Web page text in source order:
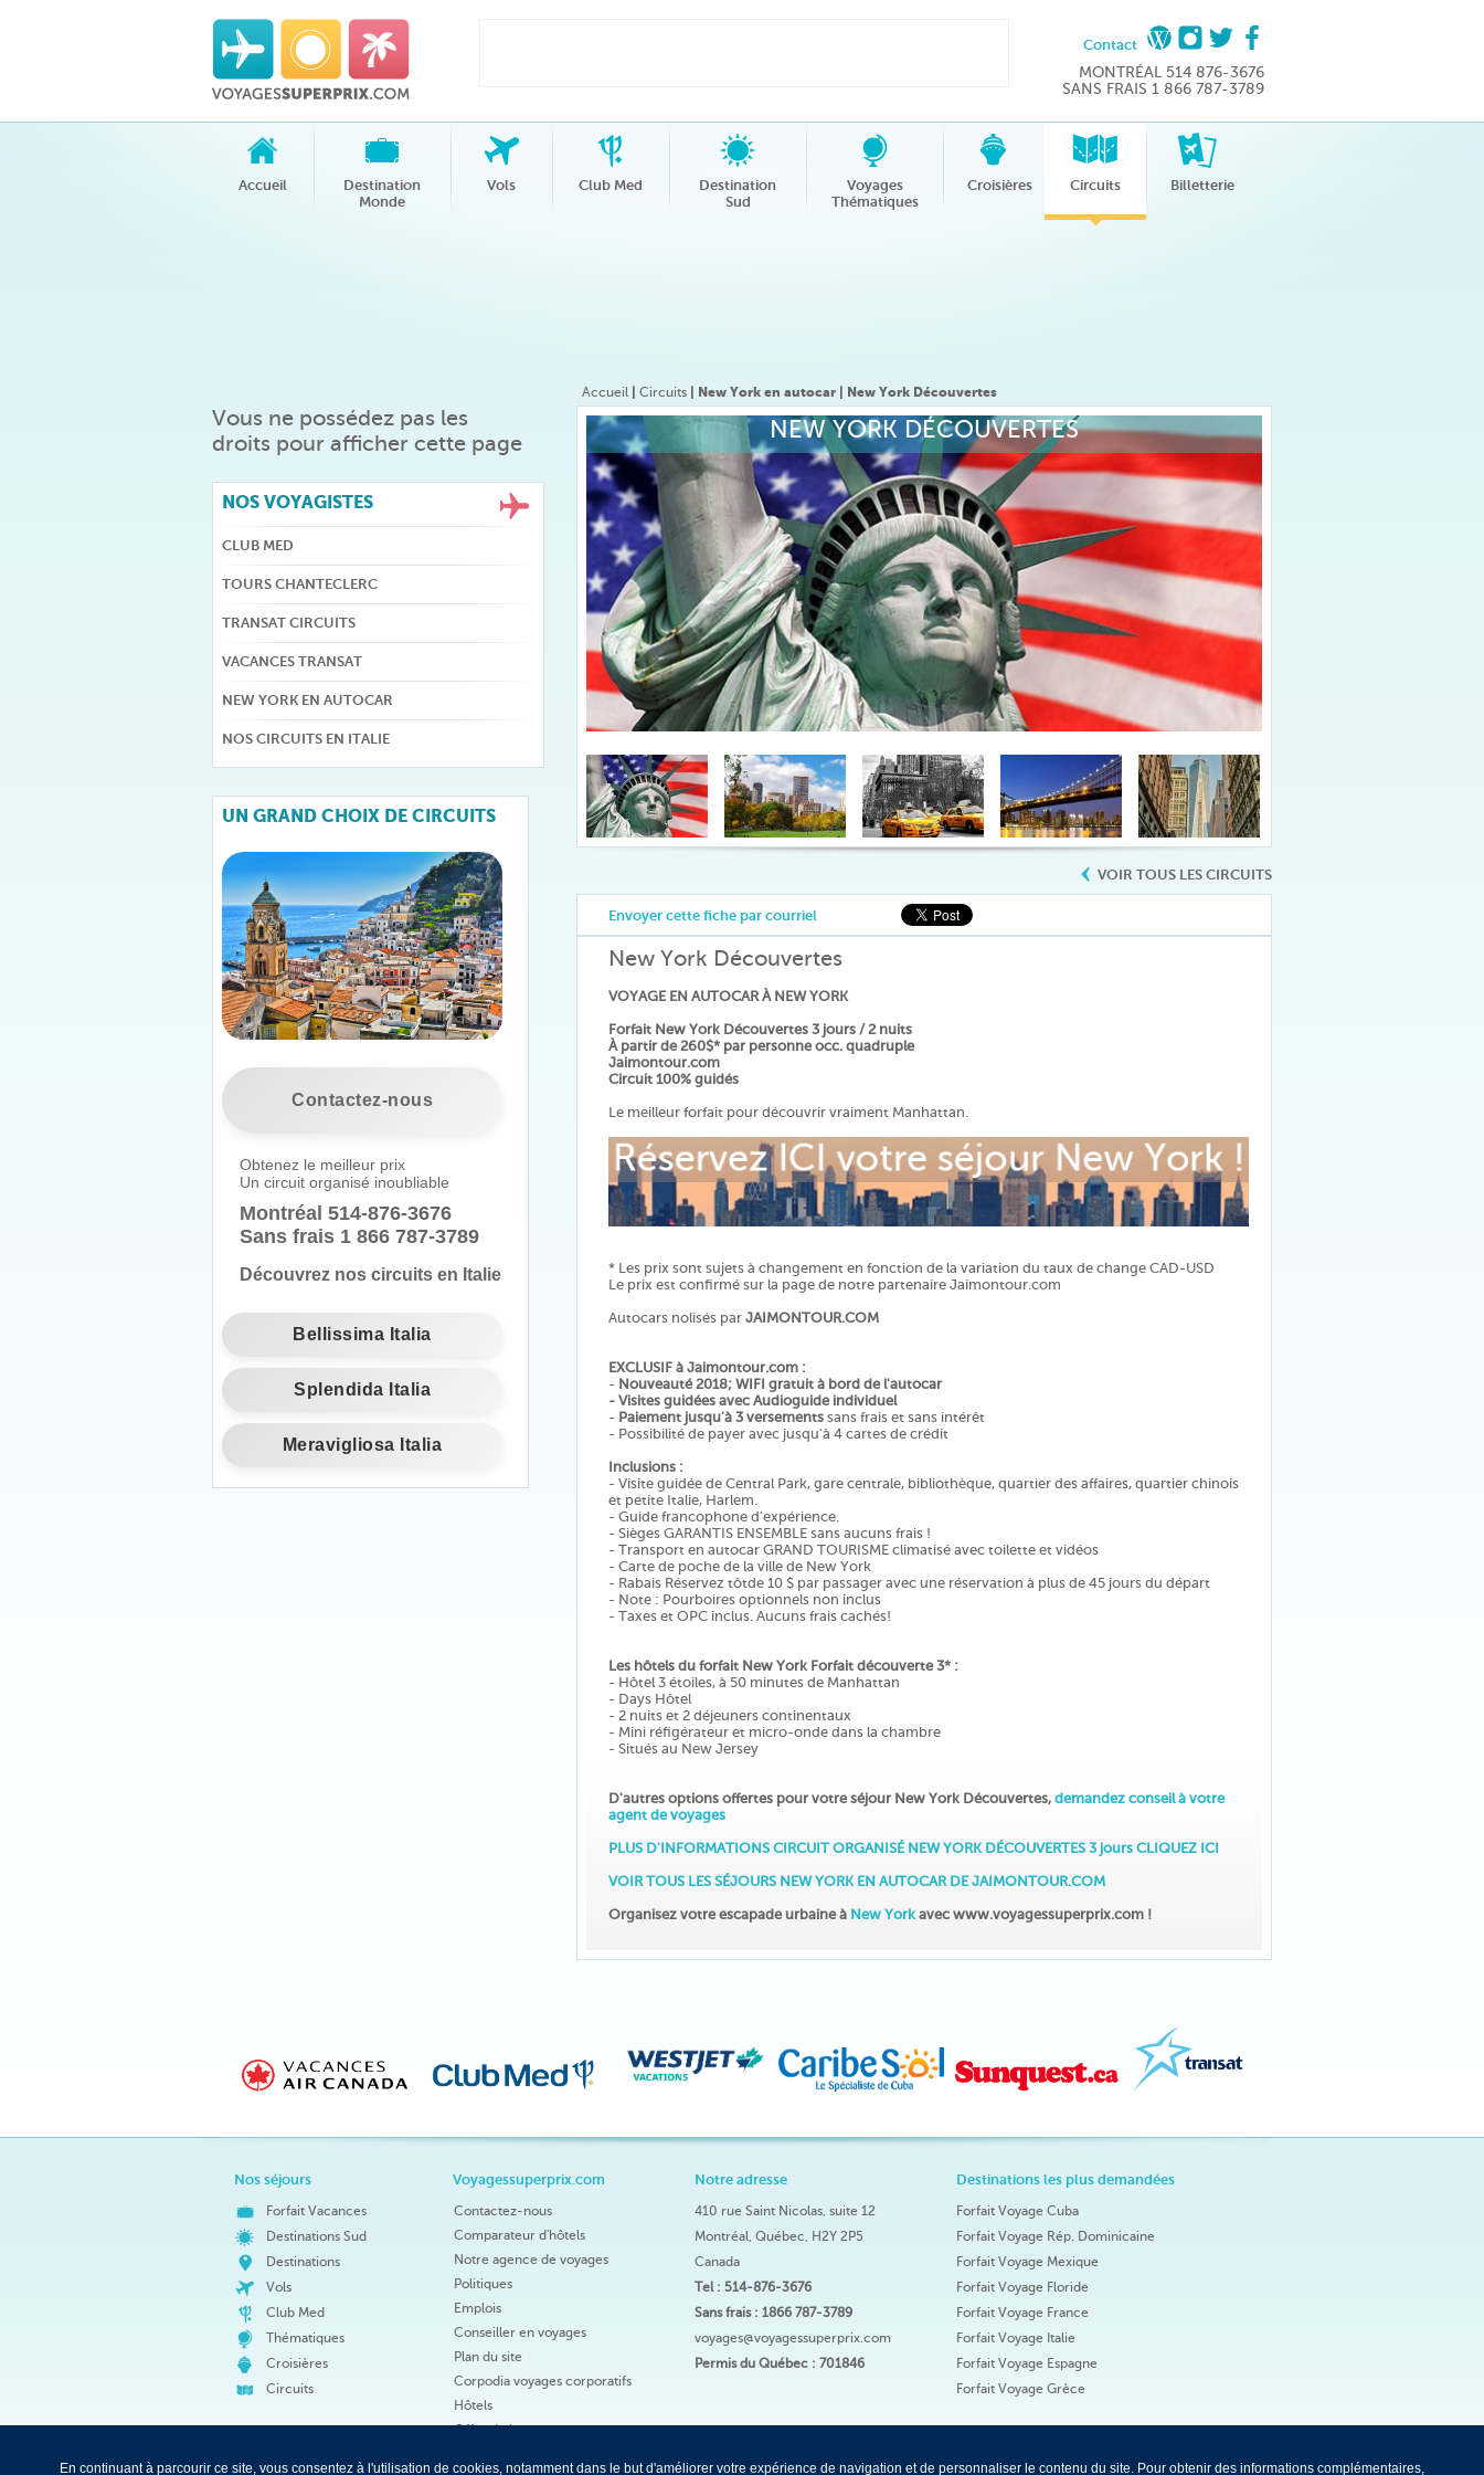
Contact
MONTRÉAL 514 876-3676
SANS FRAIS 1 866 787-3789
Accueil
Destination
Monde
Vols Club Med
Destination
Sud
Voyages
Thématiques
Croisières Circuits Billetterie
Vous ne possédez pas les
droits pour afficher cette page
NOS VOYAGISTES
CLUB MED
TOURS CHANTECLERC
TRANSAT CIRCUITS
VACANCES TRANSAT
NEW YORK EN AUTOCAR
NOS CIRCUITS EN ITALIE
UN GRAND CHOIX DE CIRCUITS
Contactez-nous
Obtenez le meilleur prix
Un circuit organisé inoubliable
Montréal 514-876-3676
Sans frais 1 866 787-3789
Découvrez nos circuits en Italie
Bellissima Italia
Splendida Italia
Meravigliosa Italia
Accueil Circuits | New York en autocar | New York Découvertes
NEW YORK DÉCOUVERTES
VOIR TOUS LES CIRCUITS
Envoyer cette fiche par courriel
New York Découvertes
VOYAGE EN AUTOCAR À NEW YORK
Forfait New York Découvertes 3 jours / 2 nuits
À partir de 260$* par personne occ. quadruple
Jaimontour.com
Circuit 100% guidés
Le meilleur forfait pour découvrir vraiment Manhattan.
* Les prix sont sujets à changement en fonction de la variation du taux de change CAD-USD
Le prix est confirmé sur la page de notre partenaire Jaimontour.com
Autocars nolisés par JAIMONTOUR.COM
EXCLUSIF à Jaimontour.com :
- Nouveauté 2018; WIFI gratuit à bord de l'autocar
- Visites guidées avec Audioguide individuel
- Paiement jusqu'à 3 versements sans frais et sans intérêt
- Possibilité de payer avec jusqu'à 4 cartes de crédit
Inclusions :
- Visite guidée de Central Park, gare centrale, bibliothèque, quartier des affaires, quartier chinois
et petite Italie, Harlem.
- Guide francophone d'expérience.
- Sièges GARANTIS ENSEMBLE sans aucuns frais !
- Transport en autocar GRAND TOURISME climatisé avec toilette et vidéos
- Carte de poche de la ville de New York
- Rabais Réservez tôtde 10 $ par passager avec une réservation à plus de 45 jours du départ
- Note : Pourboires optionnels non inclus
- Taxes et OPC inclus. Aucuns frais cachés!
Les hôtels du forfait New York Forfait découverte 3* :
- Hôtel 3 étoiles, à 50 minutes de Manhattan
- Days Hôtel
- 2 nuits et 2 déjeuners continentaux
- Mini réfigérateur et micro-onde dans la chambre
- Situés au New Jersey
D'autres options offertes pour votre séjour New York Découvertes, demandez conseil à votre
agent de voyages
PLUS D'INFORMATIONS CIRCUIT ORGANISÉ NEW YORK DÉCOUVERTES 3 jours CLIQUEZ ICI
VOIR TOUS LES SÉJOURS NEW YORK EN AUTOCAR DE JAIMONTOUR.COM
Organisez votre escapade urbaine à New Yorkavec www.voyagessuperprix.com !
Nos séjours
Forfait Vacances
Destinations Sud
Destinations
Vols
Club Med
Thématiques
Croisières
Circuits
Voyagessuperprix.com
Contactez-nous
Comparateur d'hôtels
Notre agence de voyages
Politiques
Emplois
Conseiller en voyages
Plan du site
Corpodia voyages corporatifs
Hôtels
Offre du jour
Notre adresse
410 rue Saint Nicolas, suite 12
Montréal, Québec, H2Y 2P5
Canada
Tel : 514-876-3676
Sans frais : 1866 787-3789
voyages@voyagessuperprix.com
Permis du Québec : 701846
Destinations les plus demandées
Forfait Voyage Cuba
Forfait Voyage Rép. Dominicaine
Forfait Voyage Mexique
Forfait Voyage Floride
Forfait Voyage France
Forfait Voyage Italie
Forfait Voyage Espagne
Forfait Voyage Grèce
En continuant à parcourir ce site, vous consentez à l'utilisation de cookies, notamment dans le but d'améliorer votre expérience de navigation et de personnaliser le contenu du site. Pour obtenir des informations complémentaires,